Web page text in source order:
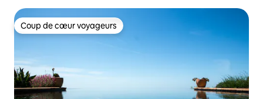
Coup de cœur voyageurs
Coup de cœur voyageurs